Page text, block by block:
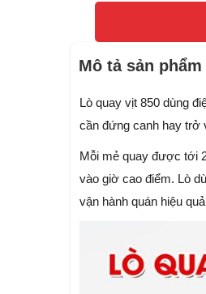
Mô tả sản phẩm
Lò quay vịt 850 dùng
cần đứng canh hay trở
Mỗi mẻ quay được tới
vào giờ cao điểm. Lò
vận hành quán hiệu